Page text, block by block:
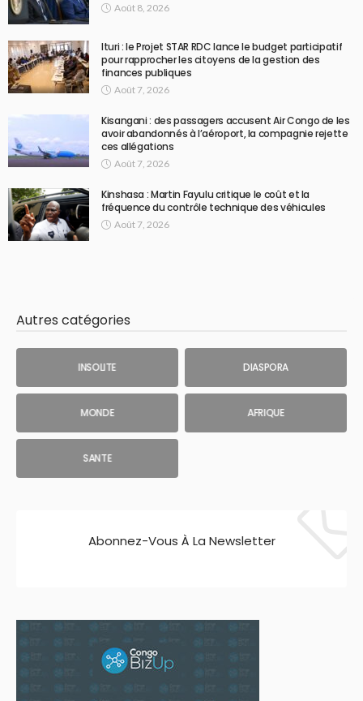
Août 8, 2026
Ituri : le Projet STAR RDC lance le budget participatif
pour rapprocher les citoyens de la gestion des
finances publiques
Août 7, 2026
Kisangani : des passagers accusent Air Congo de les
avoir abandonnés à l’aéroport, la compagnie rejette
ces allégations
Août 7, 2026
Kinshasa : Martin Fayulu critique le coût et la
fréquence du contrôle technique des véhicules
Août 7, 2026
Autres catégories
INSOLITE DIASPORA
MONDE AFRIQUE
SANTE
Abonnez-Vous À La Newsletter